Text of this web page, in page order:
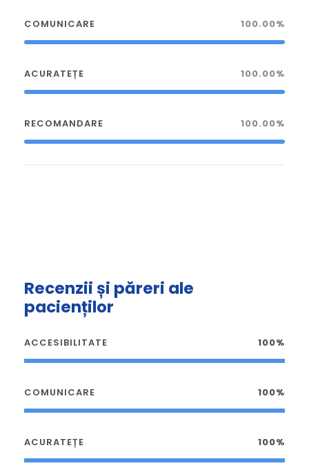
COMUNICARE 100.00%
ACURATEȚE 100.00%
RECOMANDARE 100.00%
Recenzii și păreri ale
pacienților
ACCESIBILITATE 100%
COMUNICARE 100%
ACURATEȚE 100%